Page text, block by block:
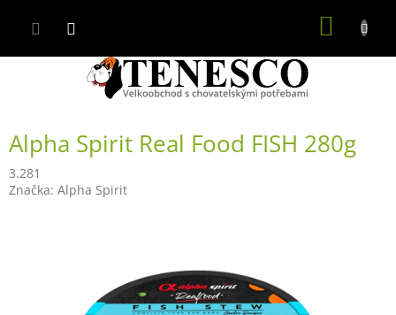
Alpha Spirit Real Food FISH 280g
3.281
Značka: Alpha Spirit